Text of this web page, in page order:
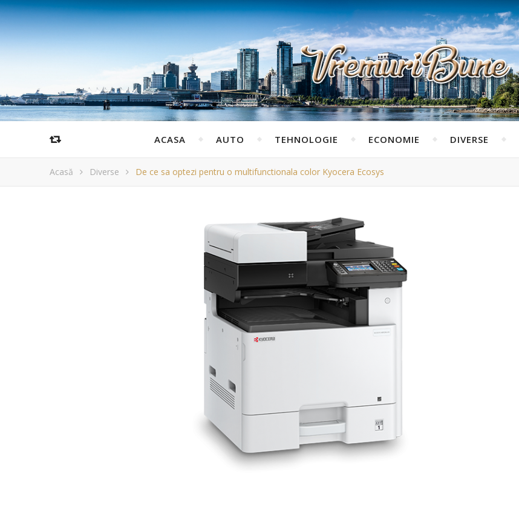
ACASA AUTO TEHNOLOGIE ECONOMIE DIVERSE
Acasă Diverse De ce sa optezi pentru o multifunctionala color Kyocera Ecosys